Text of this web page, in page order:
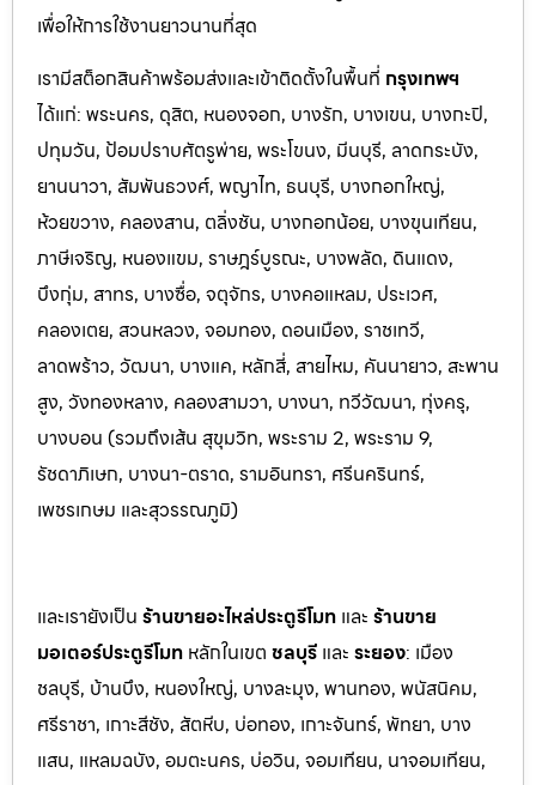
เพื่อให้การใช้งานยาวนานที่สุด
เรามีสต็อกสินค้าพร้อมส่งและเข้าติดตั้งในพื้นที่ กรุงเทพฯ
ได้แก่: พระนคร, ดุสิต, หนองจอก, บางรัก, บางเขน, บางกะปิ,
ปทุมวัน, ป้อมปราบศัตรูพ่าย, พระโขนง, มีนบุรี, ลาดกระบัง,
ยานนาวา, สัมพันธวงศ์, พญาไท, ธนบุรี, บางกอกใหญ่,
ห้วยขวาง, คลองสาน, ตลิ่งชัน, บางกอกน้อย, บางขุนเทียน,
ภาษีเจริญ, หนองแขม, ราษฎร์บูรณะ, บางพลัด, ดินแดง,
บึงกุ่ม, สาทร, บางซื่อ, จตุจักร, บางคอแหลม, ประเวศ,
คลองเตย, สวนหลวง, จอมทอง, ดอนเมือง, ราชเทวี,
ลาดพร้าว, วัฒนา, บางแค, หลักสี่, สายไหม, คันนายาว, สะพาน
สูง, วังทองหลาง, คลองสามวา, บางนา, ทวีวัฒนา, ทุ่งครุ,
บางบอน (รวมถึงเส้น สุขุมวิท, พระราม 2, พระราม 9,
รัชดาภิเษก, บางนา-ตราด, รามอินทรา, ศรีนครินทร์,
เพชรเกษม และสุวรรณภูมิ)
และเรายังเป็น ร้านขายอะไหล่ประตูรีโมท และ ร้านขาย
มอเตอร์ประตูรีโมท หลักในเขต ชลบุรี และ ระยอง: เมือง
ชลบุรี, บ้านบึง, หนองใหญ่, บางละมุง, พานทอง, พนัสนิคม,
ศรีราชา, เกาะสีชัง, สัตหีบ, บ่อทอง, เกาะจันทร์, พัทยา, บาง
แสน, แหลมฉบัง, อมตะนคร, บ่อวิน, จอมเทียน, นาจอมเทียน,